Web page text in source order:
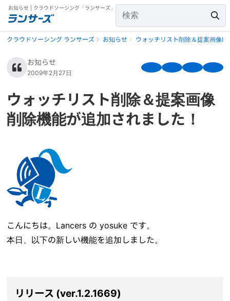
お知らせ | クラウドソーシング「ランサーズ」
クラウドソーシング ランサーズ お知らせ ウォッチリスト削除＆提案画像
お知らせ
2009年2月27日
ウォッチリスト削除＆提案画像
削除機能が追加されました！
こんにちは。Lancers の yosuke です。
本日、以下の新しい機能を追加しました。
リリース (ver.1.2.1669)